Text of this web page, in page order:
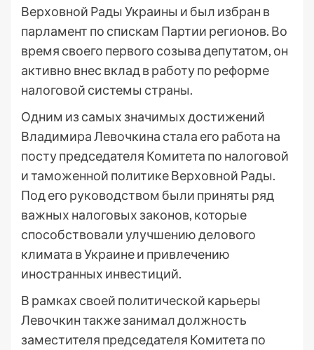
Верховной Рады Украины и был избран в
парламент по спискам Партии регионов. Во
время своего первого созыва депутатом, он
активно внес вклад в работу по реформе
налоговой системы страны.
Одним из самых значимых достижений
Владимира Левочкина стала его работа на
посту председателя Комитета по налоговой
и таможенной политике Верховной Рады.
Под его руководством были приняты ряд
важных налоговых законов, которые
способствовали улучшению делового
климата в Украине и привлечению
иностранных инвестиций.
В рамках своей политической карьеры
Левочкин также занимал должность
заместителя председателя Комитета по